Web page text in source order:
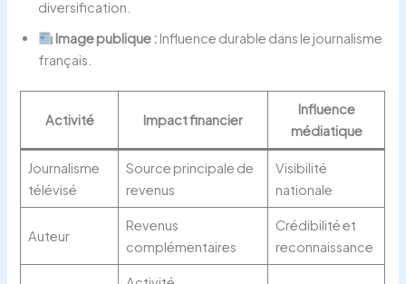
diversification.
Image publique : Influence durable dans le journalisme
français.
Activité Impact financier
Influence
médiatique
Journalisme
télévisé
Source principale de
revenus
Visibilité
nationale
Auteur
Revenus
complémentaires
Crédibilité et
reconnaissance